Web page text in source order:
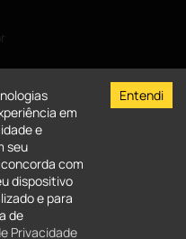
em
e
seu
com
dispositivo
e para
de
Privacidade
Entendi